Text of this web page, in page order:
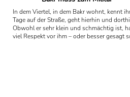
In dem Viertel, in dem Bakr wohnt, kennt
Tage auf der Straße, geht hierhin und
Obwohl er sehr klein und schmächtig ist,
viel Respekt vor ihm – oder besser gesagt